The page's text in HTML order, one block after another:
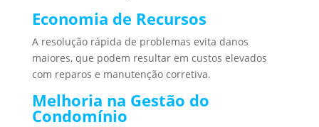
Economia de Recursos
A resolução rápida de problemas evita danos
maiores, que podem resultar em custos elevados
com reparos e manutenção corretiva.
Melhoria na Gestão do
Condomínio